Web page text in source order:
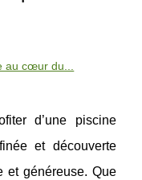
au cœur du...
d’une piscine
et découverte
et généreuse. Que